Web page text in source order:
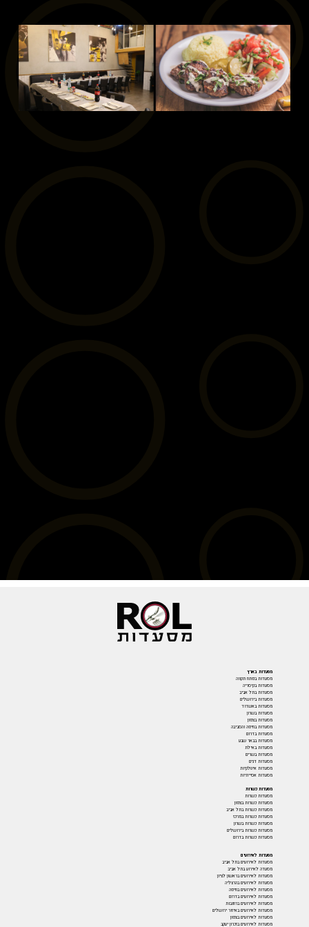
מסעדות בארץ
מסעדות בפתח תקווה
מסעדות בקיסריה
מסעדות בתל אביב
מסעדות בירושלים
מסעדות באשדוד
מסעדות בשרון
מסעדות בצפון
מסעדות בחיפה והסביבה
מסעדות בדרום
מסעדות בבאר שבע
מסעדות באילת
מסעדות בשרים
מסעדות דגים
מסעדות איטלקיות
מסעדות אסייתיות
מסעדות כשרות
מסעדות כשרות
מסעדות כשרות בצפון
מסעדות כשרות בתל אביב
מסעדות כשרות במרכז
מסעדות כשרות בשרון
מסעדות כשרות בירושלים
מסעדות כשרות בדרום
מסעדות לאירועים
מסעדות לאירועים בתל אביב
מסעדה לאירוע בתל אביב
מסעדות לאירועים בראשון לציון
מסעדות לאירועים בהרצליה
מסעדות לאירועים בחיפה
מסעדות לאירועים בדרום
מסעדות לאירועים ברחובות
מסעדות לאירועים באיזור ירושלים
מסעדות לאירועים בצפון
מסעדות לאירועים בזכרון יעקב